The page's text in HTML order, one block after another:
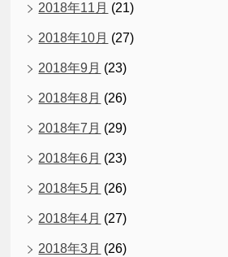
2018年11月 (21)
2018年10月 (27)
2018年9月 (23)
2018年8月 (26)
2018年7月 (29)
2018年6月 (23)
2018年5月 (26)
2018年4月 (27)
2018年3月 (26)